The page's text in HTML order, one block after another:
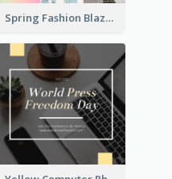
Spring Fashion Blazer Instagram Post